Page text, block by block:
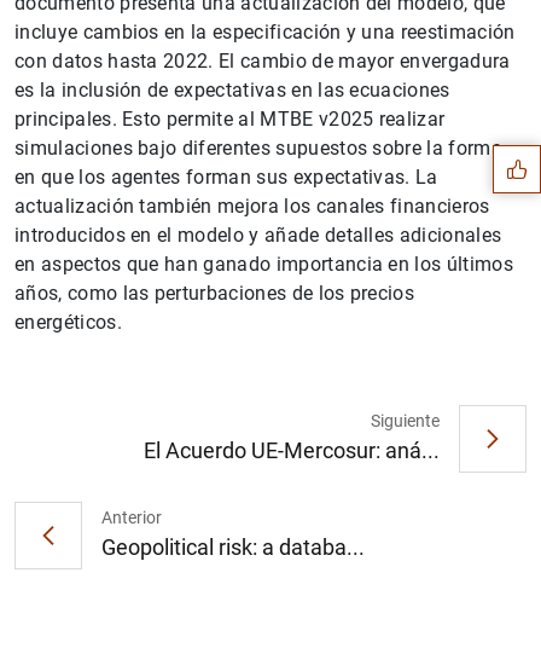
incluye cambios en la especificación y una reestimación
con datos hasta 2022. El cambio de mayor envergadura
es la inclusión de expectativas en las ecuaciones
principales. Esto permite al MTBE v2025 realizar
simulaciones bajo diferentes supuestos sobre la forma
en que los agentes forman sus expectativas. La
actualización también mejora los canales financieros
introducidos en el modelo y añade detalles adicionales
en aspectos que han ganado importancia en los últimos
años, como las perturbaciones de los precios
energéticos.
Anterior
Geopolitical risk: a databa...
Siguiente
El Acuerdo UE-Mercosur: aná...
Sugerencias